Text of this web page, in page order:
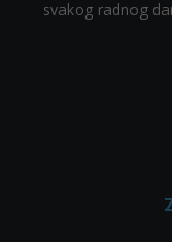
svakog radnog